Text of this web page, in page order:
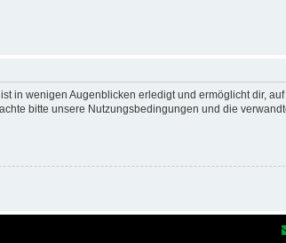
in wenigen Augenblicken erledigt und ermöglicht dir,
bitte unsere Nutzungsbedingungen und die